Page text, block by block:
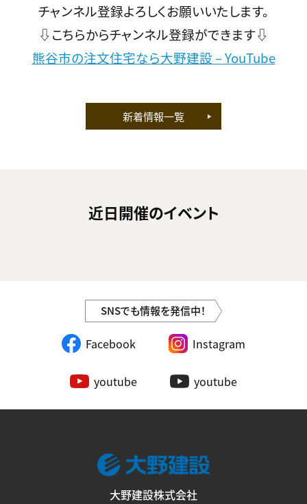
チャンネル登録よろしくお願いいたします。
⇩こちらからチャンネル登録ができます⇩
熊谷市の注文住宅なら大野建設 – YouTube
新着情報一覧
近日開催のイベント
SNSでも情報を発信中！
Facebook Instagram
youtube youtube
大野建設株式会社